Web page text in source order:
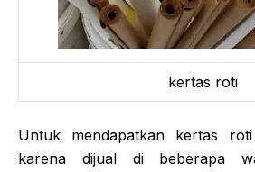
kertas roti
Untuk mendapatkan kertas
karena dijual di beberapa